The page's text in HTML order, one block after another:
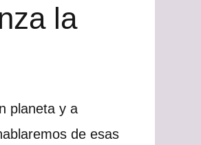
la
planeta y a
de esas